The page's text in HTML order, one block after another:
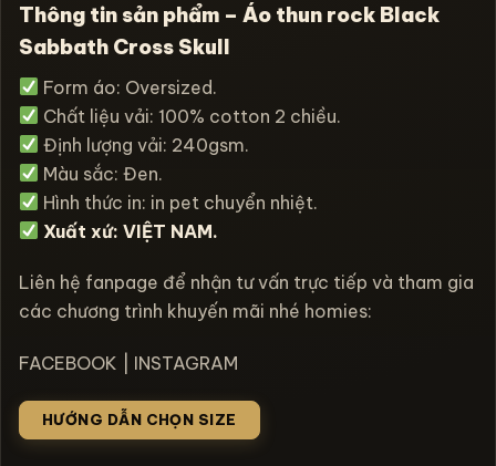
Thông tin sản phẩm – Áo thun rock Black
Sabbath Cross Skull
Form áo: Oversized.
Chất liệu vải: 100% cotton 2 chiều.
Định lượng vải: 240gsm.
Màu sắc: Đen.
Hình thức in: in pet chuyển nhiệt.
Xuất xứ: VIỆT NAM.
Liên hệ fanpage để nhận tư vấn trực tiếp và tham gia
các chương trình khuyến mãi nhé homies:
FACEBOOK INSTAGRAM
HƯỚNG DẪN CHỌN SIZE